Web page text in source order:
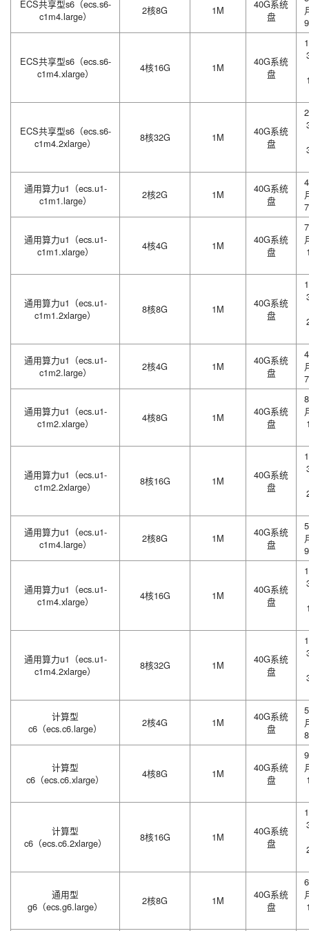
ECS共享型s6（ecs.s6-
c1m4.large）
2核8G 1M
40G系统
盘
ECS共享型s6（ecs.s6-
c1m4.xlarge）
4核16G 1M
40G系统
盘
ECS共享型s6（ecs.s6-
c1m4.2xlarge）
8核32G 1M
40G系统
盘
通用算力u1（ecs.u1-
c1m1.large）
2核2G 1M
40G系统
盘
通用算力u1（ecs.u1-
c1m1.xlarge）
4核4G 1M
40G系统
盘
通用算力u1（ecs.u1-
c1m1.2xlarge）
8核8G 1M
40G系统
盘
通用算力u1（ecs.u1-
c1m2.large）
2核4G 1M
40G系统
盘
通用算力u1（ecs.u1-
c1m2.xlarge）
4核8G 1M
40G系统
盘
通用算力u1（ecs.u1-
c1m2.2xlarge）
8核16G 1M
40G系统
盘
通用算力u1（ecs.u1-
c1m4.large）
2核8G 1M
40G系统
盘
通用算力u1（ecs.u1-
c1m4.xlarge）
4核16G 1M
40G系统
盘
通用算力u1（ecs.u1-
c1m4.2xlarge）
8核32G 1M
40G系统
盘
计算型
c6（ecs.c6.large）
2核4G 1M
40G系统
盘
计算型
c6（ecs.c6.xlarge）
4核8G 1M
40G系统
盘
计算型
c6（ecs.c6.2xlarge）
8核16G 1M
40G系统
盘
通用型
g6（ecs.g6.large）
2核8G 1M
40G系统
盘